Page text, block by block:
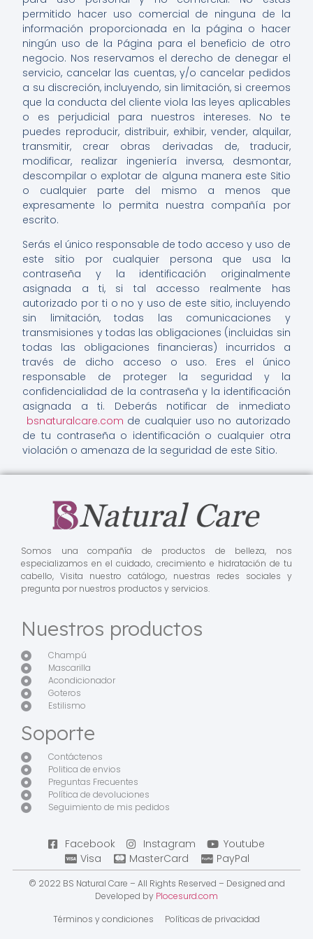
permitido hacer uso comercial de ninguna de la
información proporcionada en la página o hacer
ningún uso de la Página para el beneficio de otro
negocio. Nos reservamos el derecho de denegar el
servicio, cancelar las cuentas, y/o cancelar pedidos
a su discreción, incluyendo, sin limitación, si creemos
que la conducta del cliente viola las leyes aplicables
o es perjudicial para nuestros intereses. No te
puedes reproducir, distribuir, exhibir, vender, alquilar,
transmitir, crear obras derivadas de, traducir,
modificar, realizar ingeniería inversa, desmontar,
descompilar o explotar de alguna manera este Sitio
o cualquier parte del mismo a menos que
expresamente lo permita nuestra compañía por
escrito.
Serás el único responsable de todo acceso y uso de
este sitio por cualquier persona que usa la
contraseña y la identificación originalmente
asignada a ti, si tal accesso realmente has
autorizado por ti o no y uso de este sitio, incluyendo
sin limitación, todas las comunicaciones y
transmisiones y todas las obligaciones (incluidas sin
todas las obligaciones financieras) incurridos a
través de dicho acceso o uso. Eres el único
responsable de proteger la seguridad y la
confidencialidad de la contraseña y la identificación
asignada a ti. Deberás notificar de inmediato
bsnaturalcare.com de cualquier uso no autorizado
de tu contraseña o identificación o cualquier otra
violación o amenaza de la seguridad de este Sitio.
Somos una compañía de productos de belleza, nos
especializamos en el cuidado, crecimiento e hidratación de tu
cabello, Visita nuestro catálogo, nuestras redes sociales y
pregunta por nuestros productos y servicios.
Nuestros productos
Champú
Mascarilla
Acondicionador
Goteros
Estilismo
Soporte
Contáctenos
Politica de envios
Preguntas Frecuentes
Política de devoluciones
Seguimiento de mis pedidos
Facebook Instagram
Youtube
Visa
MasterCard PayPal
© 2022 BS Natural Care – All Rights Reserved – Designed and
Developed by Plocesurd.com
Términos y condiciones
Políticas de privacidad